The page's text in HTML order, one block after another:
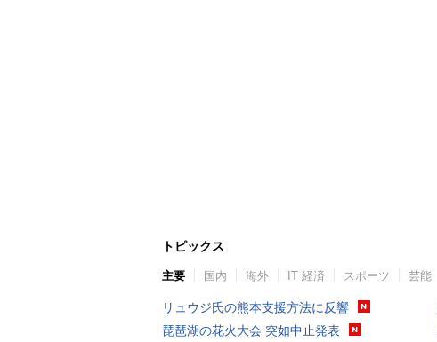
トピックス
主要 国内 海外 IT 経済 スポーツ 芸能
リュウジ氏の熊本支援方法に反響
琵琶湖の花火大会 突如中止発表